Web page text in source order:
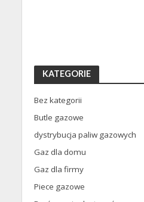
KATEGORIE
Bez kategorii
Butle gazowe
dystrybucja paliw gazowych
Gaz dla domu
Gaz dla firmy
Piece gazowe